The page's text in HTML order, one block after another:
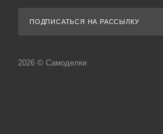
ПОДПИСАТЬСЯ НА РАССЫЛКУ
2026 © Самоделки